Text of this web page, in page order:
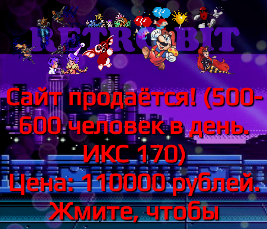
Сайт продаётся! (500-
600 человек в день.
ИКС 170)
Цена: 110000 рублей.
Жмите, чтобы